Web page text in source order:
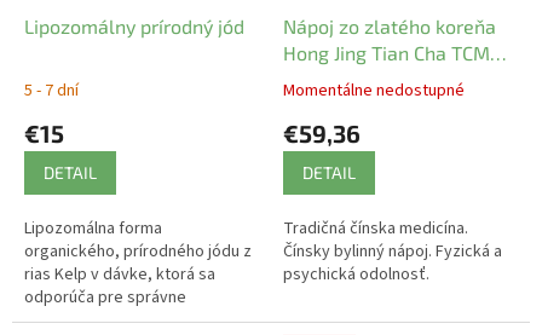
Lipozomálny prírodný jód
5 - 7 dní
€15
DETAIL
Lipozomálna forma
organického, prírodného jódu z
rias Kelp v dávke, ktorá sa
odporúča pre správne
fungovanie štítnej žľazy. Na to
Nápoj zo zlatého koreňa
Hong Jing Tian Cha TCM
Herbs
Momentálne nedostupné
€59,36
DETAIL
Tradičná čínska medicína.
Čínsky bylinný nápoj. Fyzická a
psychická odolnosť.